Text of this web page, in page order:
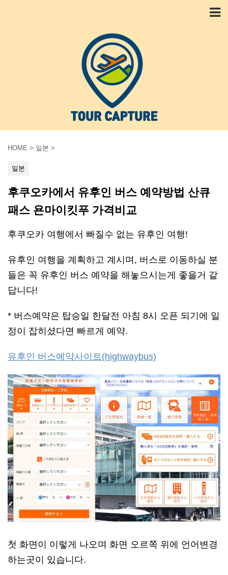
HOME > 일본 >
일본
후쿠오카에서 유후인 버스 예약방법 산큐
패스 욘마이킷푸 가격비교
후쿠오카 여행에서 빠질수 없는 유후인 여행!
유후인 여행을 계획하고 계시며, 버스로 이동하실 분
들은 꼭 유후인 버스 예약을 해놓으시는게 좋을거 같
답니다!
* 버스예약은 탑승일 한달전 아침 8시 오픈 되기에 일
정이 잡히셨다면 빠르게 예약.
유후인 버스예약사이트(highwaybus)
첫 화면이 이렇게 나오며 화면 오르쪽 위에 언어변경
하는곳이 있습니다.